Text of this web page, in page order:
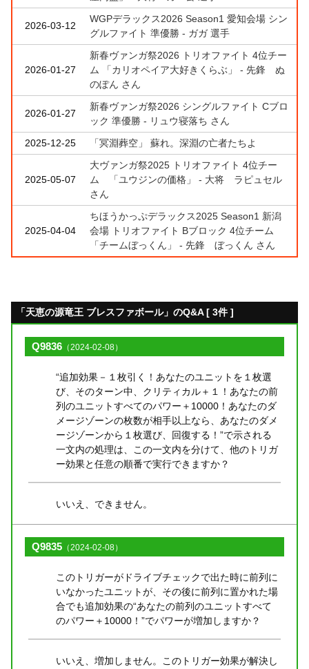
2026-03-12
WGPデラックス2026 Season1 愛知会場 シン
グルファイト 準優勝 - ガガ 選手
2026-01-27
新春ヴァンガ祭2026 トリオファイト 4位チー
ム 「カリオペイア大好きくらぶ」 - 先鋒 ぬ
のぽん さん
2026-01-27
新春ヴァンガ祭2026 シングルファイト Cブロ
ック 準優勝 - リュウ寝落ち さん
2025-12-25
「冥淵葬空」 蘇れ。深淵の亡者たちよ
2025-05-07
大ヴァンガ祭2025 トリオファイト 4位チー
ム 「ユウジンの価格」 - 大将 ラピュセル
さん
2025-04-04
ちほうかっぷデラックス2025 Season1 新潟
会場 トリオファイト Bブロック 4位チーム
「チームぼっくん」 - 先鋒 ぼっくん さん
「天恵の源竜王 ブレスファボール」のQ&A [ 3件 ]
Q9836 （2024-02-08）
“追加効果－１枚引く！あなたのユニットを１枚選
び、そのターン中、クリティカル＋１！あなたの前
列のユニットすべてのパワー＋10000！あなたのダ
メージゾーンの枚数が相手以上なら、あなたのダメ
ージゾーンから１枚選び、回復する！”で示される
一文内の処理は、この一文内を分けて、他のトリガ
ー効果と任意の順番で実行できますか？
いいえ、できません。
Q9835 （2024-02-08）
このトリガーがドライブチェックで出た時に前列に
いなかったユニットが、その後に前列に置かれた場
合でも追加効果の“あなたの前列のユニットすべて
のパワー＋10000！”でパワーが増加しますか？
いいえ、増加しません。このトリガー効果が解決し